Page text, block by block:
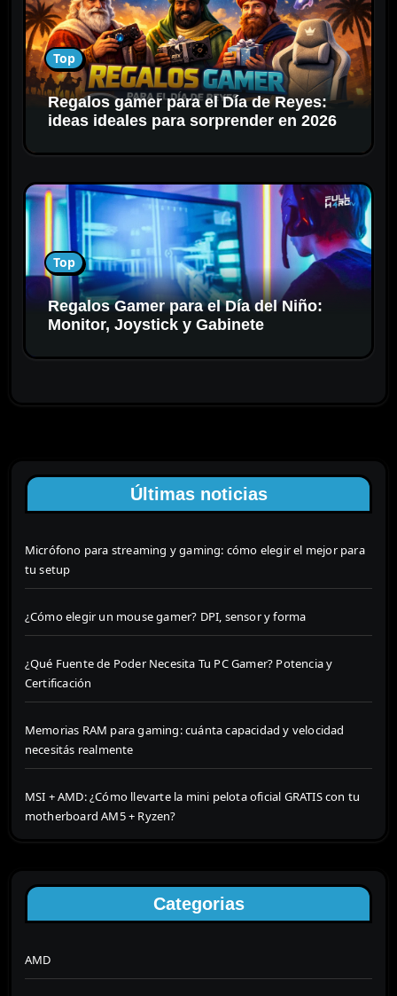
Top
Regalos gamer para el Día de Reyes:
ideas ideales para sorprender en 2026
Top
Regalos Gamer para el Día del Niño:
Monitor, Joystick y Gabinete
Últimas noticias
Micrófono para streaming y gaming: cómo elegir el mejor para
tu setup
¿Cómo elegir un mouse gamer? DPI, sensor y forma
¿Qué Fuente de Poder Necesita Tu PC Gamer? Potencia y
Certificación
Memorias RAM para gaming: cuánta capacidad y velocidad
necesitás realmente
MSI + AMD: ¿Cómo llevarte la mini pelota oficial GRATIS con tu
motherboard AM5 + Ryzen?
Categorias
AMD